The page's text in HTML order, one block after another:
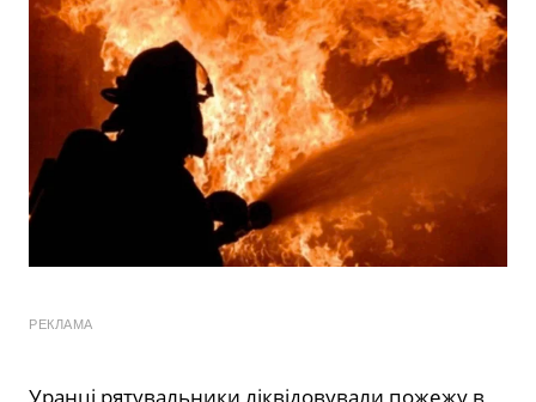
РЕКЛАМА
Уранці рятувальники ліквідовували пожежу в